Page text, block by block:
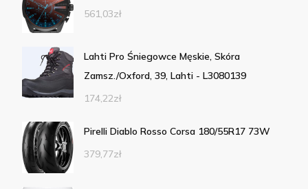
561,03zł
Lahti Pro Śniegowce Męskie, Skóra
Zamsz./Oxford, 39, Lahti - L3080139
174,22zł
Pirelli Diablo Rosso Corsa 180/55R17 73W
379,77zł